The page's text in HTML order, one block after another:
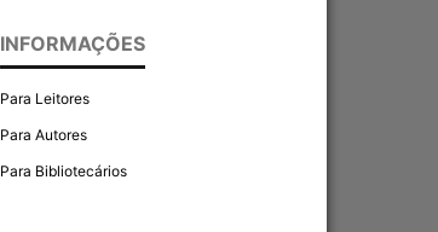
INFORMAÇÕES
Para Leitores
Para Autores
Para Bibliotecários